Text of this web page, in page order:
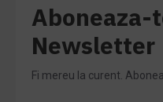
Aboneaza-
Newsletter
Fi mereu la curent.